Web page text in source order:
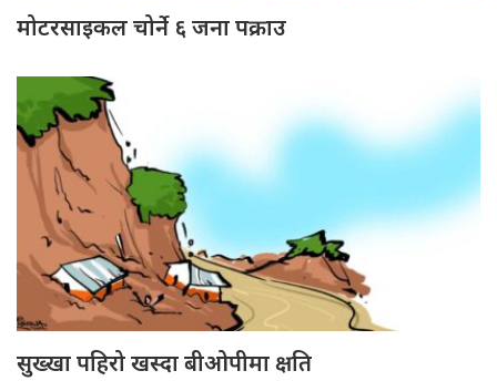
मोटरसाइकल चोर्ने ६ जना पक्राउ
सुख्खा पहिरो खस्दा बीओपीमा क्षति